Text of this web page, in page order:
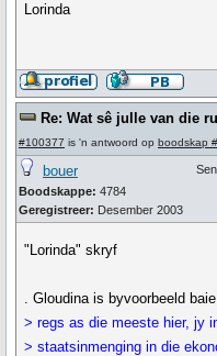
Lorinda
Re: Wat sê julle van die
#100377 is 'n antwoord op boodskap
bouer
Boodskappe: 4784
Geregistreer: Desember 2003
"Lorinda" skryf
. Gloudina is byvoorbeeld
> regs as die meeste hier, jy
> staatsinmenging in die